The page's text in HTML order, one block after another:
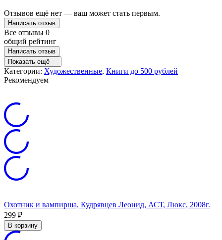
Отзывов ещё нет — ваш может стать первым.
Написать отзыв
Все отзывы 0
общий рейтинг
Написать отзыв
Показать ещё
Категории: Художественные, Книги до 500 рублей
Рекомендуем
Охотник и вампирша, Кудрявцев Леонид, АСТ, Люкс, 2008г.
299 ₽
В корзину